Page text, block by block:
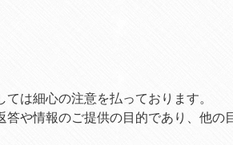
は細心の注意を払っております。
や情報のご提供の目的であり、他